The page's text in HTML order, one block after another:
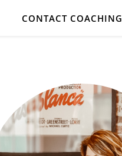
CONTACT COACHING